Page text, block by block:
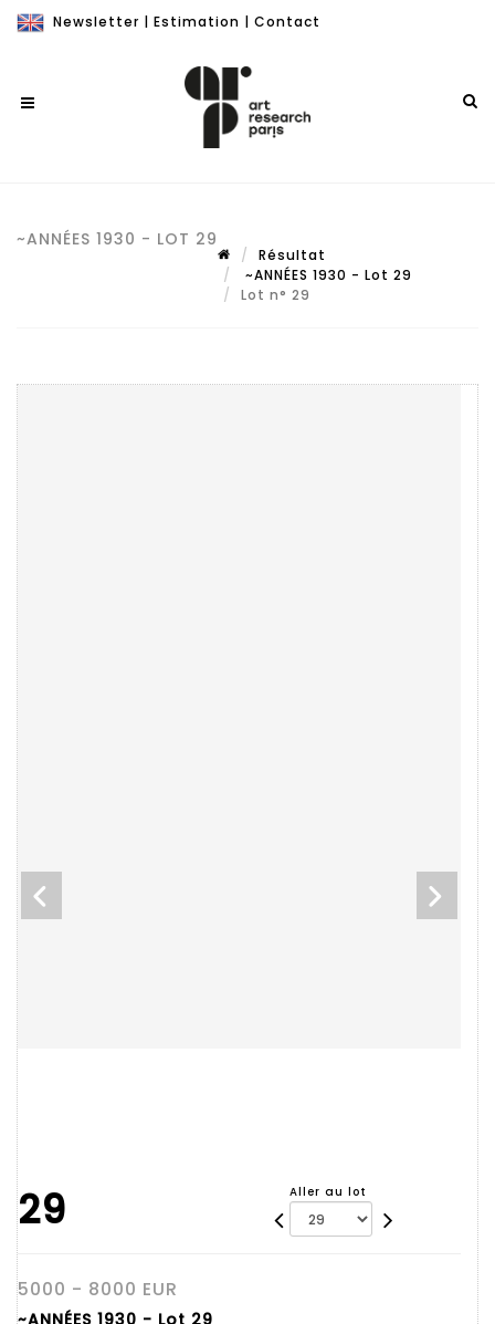
Newsletter | Estimation | Contact
~ANNÉES 1930 - LOT 29
Résultat
~ANNÉES 1930 - Lot 29
Lot n° 29
29 Aller au lot
5000 - 8000 EUR
~ANNÉES 1930 - Lot 29